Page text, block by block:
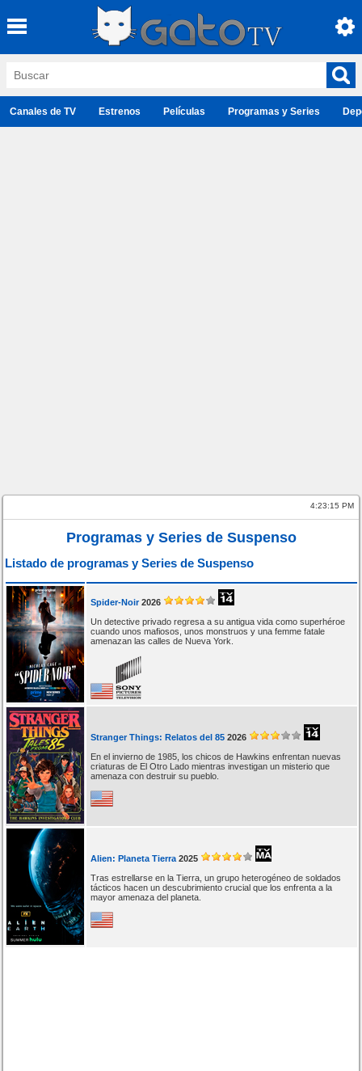
Canales de TV Estrenos Películas Programas y Series
4:23:15 PM
Programas y Series de Suspenso
Listado de programas y Series de Suspenso
Spider-Noir 2026
Un detective privado regresa a su antigua vida como superhéroe
cuando unos mafiosos, unos monstruos y una femme fatale
amenazan las calles de Nueva York.
Stranger Things: Relatos del 85 2026
En el invierno de 1985, los chicos de Hawkins enfrentan nuevas
criaturas de El Otro Lado mientras investigan un misterio que
amenaza con destruir su pueblo.
Alien: Planeta Tierra 2025
Tras estrellarse en la Tierra, un grupo heterogéneo de soldados
tácticos hacen un descubrimiento crucial que los enfrenta a la
mayor amenaza del planeta.